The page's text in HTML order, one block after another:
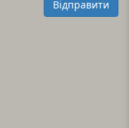
Відправити